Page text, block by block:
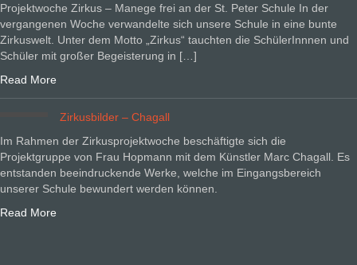
Projektwoche Zirkus – Manege frei an der St. Peter Schule In der
vergangenen Woche verwandelte sich unsere Schule in eine bunte
Zirkuswelt. Unter dem Motto „Zirkus“ tauchten die SchülerInnnen und
Schüler mit großer Begeisterung in […]
Read More
Zirkusbilder – Chagall
Im Rahmen der Zirkusprojektwoche beschäftigte sich die
Projektgruppe von Frau Hopmann mit dem Künstler Marc Chagall. Es
entstanden beeindruckende Werke, welche im Eingangsbereich
unserer Schule bewundert werden können.
Read More